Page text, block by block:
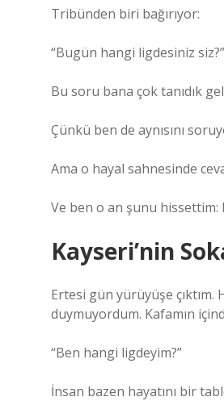
Tribünden biri bağırıyor:
“Bugün hangi ligdesiniz siz?”
Bu soru bana çok tanıdık
Çünkü ben de aynısını
Ama o hayal sahnesinde
Ve ben o an şunu
Kayseri’nin
Ertesi gün yürüyüşe çıktım.
duymuyordum. Kafamın
“Ben hangi ligdeyim?”
İnsan bazen hayatını bir